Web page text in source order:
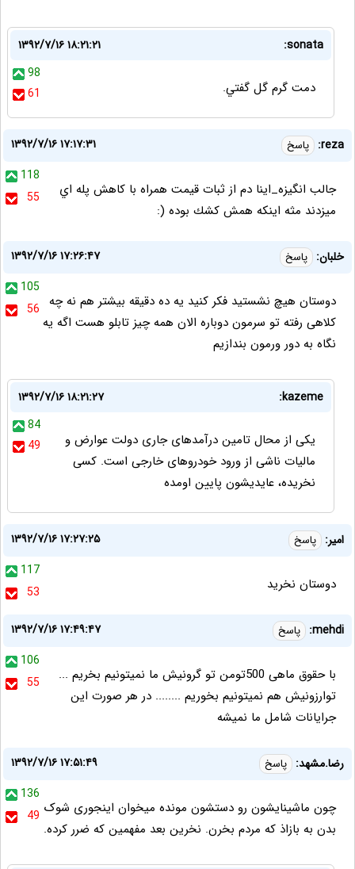
sonata:
۱۳۹۲/۷/۱۶ ۱۸:۲۱:۲۱
98
61
دمت گرم گل گفتي.
reza: پاسخ
۱۳۹۲/۷/۱۶ ۱۷:۱۷:۳۱
118
55
جالب انگيزه_اينا دم از ثبات قيمت همراه با كاهش پله اي
ميزدند مثه اينكه همش كشك بوده (:
خلبان: پاسخ
۱۳۹۲/۷/۱۶ ۱۷:۲۶:۴۷
105
56 دوستان هیچ نشستید فکر کنید یه ده دقیقه بیشتر هم نه چه
کلاهی رفته تو سرمون دوباره الان همه چیز تابلو هست اگه یه
نگاه به دور ورمون بندازیم
kazeme:
۱۳۹۲/۷/۱۶ ۱۸:۲۱:۲۷
84
49
یکی از محال تامین درآمدهای جاری دولت عوارض و
مالیات ناشی از ورود خودروهای خارجی است. کسی
نخریده، عایدیشون پایین اومده
امیر: پاسخ
۱۳۹۲/۷/۱۶ ۱۷:۲۷:۲۵
117
53
دوستان نخرید
mehdi: پاسخ
۱۳۹۲/۷/۱۶ ۱۷:۴۹:۴۷
106
55
با حقوق ماهی 500تومن تو گرونیش ما نمیتونیم بخریم ...
توارزونیش هم نمیتونیم بخوریم ........ در هر صورت این
جرایانات شامل ما نمیشه
رضا.مشهد: پاسخ
۱۳۹۲/۷/۱۶ ۱۷:۵۱:۴۹
136
49 چون ماشینایشون رو دستشون مونده میخوان اینجوری شوک
بدن به بازاذ که مردم بخرن. نخرین بعد مفهمین که ضرر کرده.